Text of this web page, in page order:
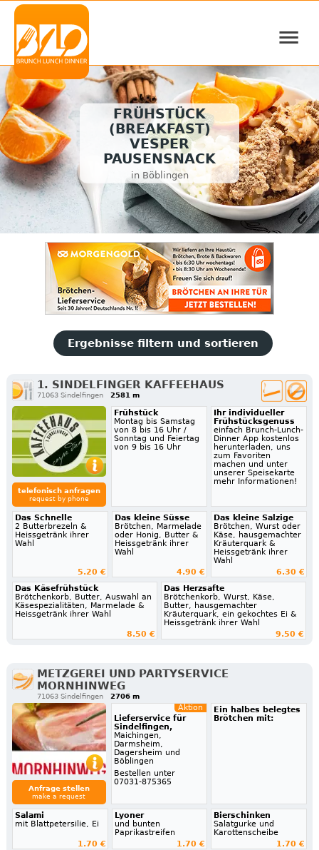
≡
FRÜHSTÜCK
(BREAKFAST)
VESPER
PAUSENSNACK
in Böblingen
Ergebnisse filtern und sortieren
1. SINDELFINGER KAFFEEHAUS
71063 Sindelfingen 2581 m
telefonisch anfragen
request by phone
Frühstück
Montag bis Samstag
von 8 bis 16 Uhr /
Sonntag und Feiertag
von 9 bis 16 Uhr
Ihr individueller
Frühstücksgenuss
einfach Brunch-Lunch-
Dinner App kostenlos
herunterladen, uns
zum Favoriten
machen und unter
unserer Speisekarte
mehr Informationen!
Das Schnelle
2 Butterbrezeln &
Heissgetränk ihrer
Wahl
5.20 €
Das kleine Süsse
Brötchen, Marmelade
oder Honig, Butter &
Heissgetränk ihrer
Wahl
4.90 €
Das kleine Salzige
Brötchen, Wurst oder
Käse, hausgemachter
Kräuterquark &
Heissgetränk ihrer
Wahl
6.30 €
Das Käsefrühstück
Brötchenkorb, Butter, Auswahl an
Käsespezialitäten, Marmelade &
Heissgetränk ihrer Wahl
8.50 €
Das Herzsafte
Brötchenkorb, Wurst, Käse,
Butter, hausgemachter
Kräuterquark, ein gekochtes Ei &
Heissgetränk ihrer Wahl
9.50 €
METZGEREI UND PARTYSERVICE
MORNHINWEG
71063 Sindelfingen 2706 m
Anfrage stellen
make a request
Aktion
Lieferservice für
Sindelfingen,
Maichingen,
Darmsheim,
Dagersheim und
Böblingen
Bestellen unter
07031-875365
Ein halbes belegtes
Brötchen mit:
Salami
mit Blattpetersilie, Ei
1.70 €
Lyoner
und bunten
Paprikastreifen
1.70 €
Bierschinken
Salatgurke und
Karottenscheibe
1.70 €